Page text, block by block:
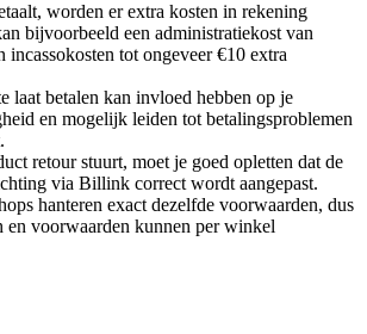
worden er extra kosten in rekening
bijvoorbeeld een administratiekost van
incassokosten tot ongeveer €10 extra
laat betalen kan invloed hebben op je
en mogelijk leiden tot betalingsproblemen
retour stuurt, moet je goed opletten dat de
via Billink correct wordt aangepast.
hanteren exact dezelfde voorwaarden, dus
en voorwaarden kunnen per winkel